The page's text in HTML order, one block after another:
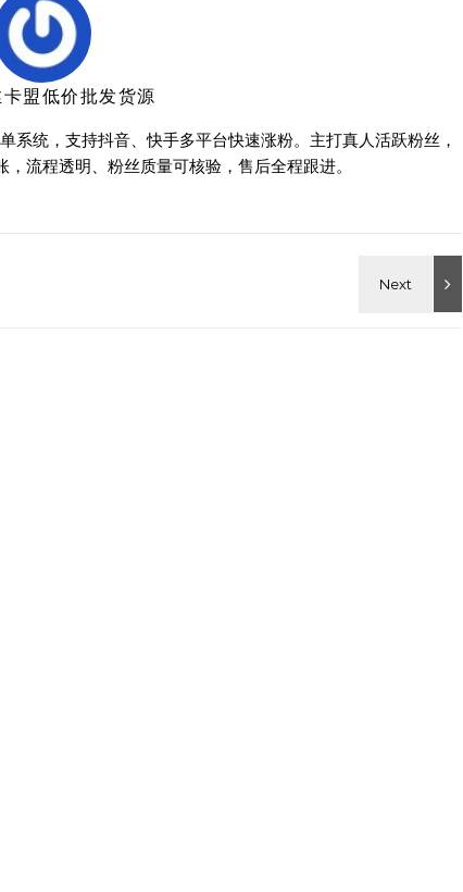
盟低价批发货源
统，支持抖音、快手多平台快速涨粉。主打真人活跃粉丝，
流程透明、粉丝质量可核验，售后全程跟进。